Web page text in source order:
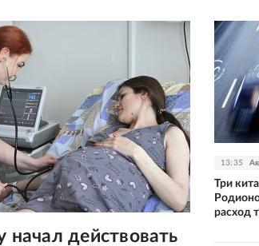
начал действовать
13:35
Три
расход